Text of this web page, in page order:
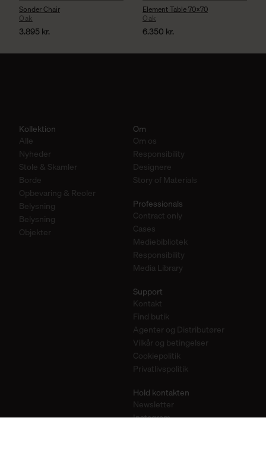
Sonder Chair
Oak
3.895kr.
Element Table 70×70
Oak
6.350 kr.
Kollektion
Alle
Nyheder
Stole & Skamler
Borde
Opbevaring & Reoler
Belysning
Belysning
Objekter
Om
Om os
Responsibility
Designere
Story of Materials
Professionals
Contract only
Cases
Mediebibliotek
Responsibility
Media Library
Support
Kontakt
Find butik
Agenter og Distributører
Vilkår og betingelser
Cookiepolitik
Privatlivspolitik
Hold kontakten
Newsletter
Instagram